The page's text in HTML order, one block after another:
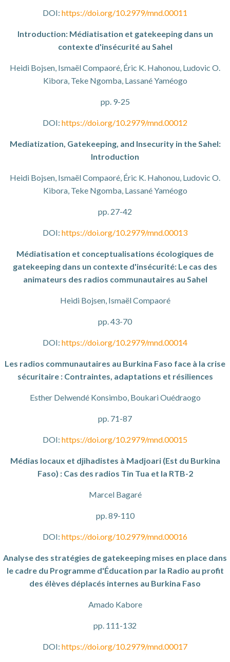
DOI: https://doi.org/10.2979/mnd.00011
Introduction: Médiatisation et gatekeeping dans un
contexte d'insécurité au Sahel
Heidi Bojsen, Ismaël Compaoré, Éric K. Hahonou, Ludovic O.
Kibora, Teke Ngomba, Lassané Yaméogo
pp. 9-25
DOI: https://doi.org/10.2979/mnd.00012
Mediatization, Gatekeeping, and Insecurity in the Sahel:
Introduction
Heidi Bojsen, Ismaël Compaoré, Éric K. Hahonou, Ludovic O.
Kibora, Teke Ngomba, Lassané Yaméogo
pp. 27-42
DOI: https://doi.org/10.2979/mnd.00013
Médiatisation et conceptualisations écologiques de
gatekeeping dans un contexte d'insécurité: Le cas des
animateurs des radios communautaires au Sahel
Heidi Bojsen, Ismaël Compaoré
pp. 43-70
DOI: https://doi.org/10.2979/mnd.00014
Les radios communautaires au Burkina Faso face à la crise
sécuritaire : Contraintes, adaptations et résiliences
Esther Delwendé Konsimbo, Boukari Ouédraogo
pp. 71-87
DOI: https://doi.org/10.2979/mnd.00015
Médias locaux et djihadistes à Madjoari (Est du Burkina
Faso) : Cas des radios Tin Tua et la RTB-2
Marcel Bagaré
pp. 89-110
DOI: https://doi.org/10.2979/mnd.00016
Analyse des stratégies de gatekeeping mises en place dans
le cadre du Programme d'Éducation par la Radio au profit
des élèves déplacés internes au Burkina Faso
Amado Kabore
pp. 111-132
DOI: https://doi.org/10.2979/mnd.00017